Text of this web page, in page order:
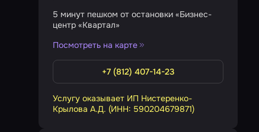
5 минут пешком от остановки «Бизнес-
центр «Квартал»
Посмотреть на карте
+7 (812) 407-14-23
Услугу оказывает ИП Нистеренко-
Крылова А.Д. (ИНН: 590204679871)